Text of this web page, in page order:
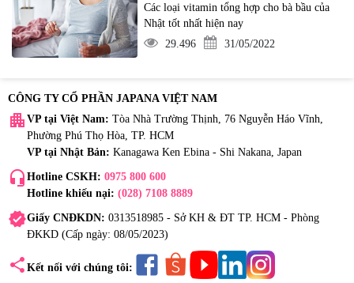
Các loại vitamin tổng hợp cho bà bầu của
Nhật tốt nhất hiện nay
29.496
31/05/2022
CÔNG TY CỔ PHẦN JAPANA VIỆT NAM
apartment VP tại Việt Nam: Tòa Nhà Trường Thịnh, 76 Nguyễn Háo Vĩnh,
Phường Phú Thọ Hòa, TP. HCM
VP tại Nhật Bản: Kanagawa Ken Ebina - Shi Nakana, Japan
headset_mic Hotline CSKH: 0975 800 600
Hotline khiếu nại: (028) 7108 8889
verifiedGiấy CNĐKDN: 0313518985 - Sở KH & ĐT TP. HCM - Phòng
ĐKKD (Cấp ngày: 08/05/2023)
share Kết nối với chúng tôi: